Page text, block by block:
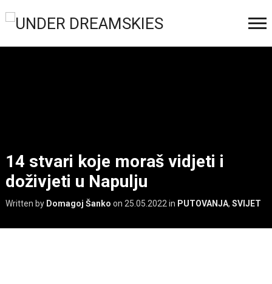
14 stvari koje moraš vidjeti i
doživjeti u Napulju
Written by Domagoj Šanko on 25.05.2022 in PUTOVANJA, SVIJET